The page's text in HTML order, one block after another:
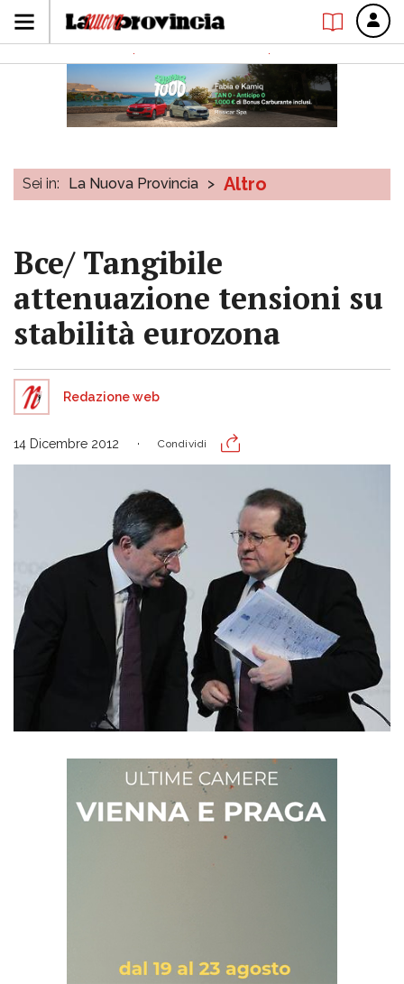
Sei in: La Nuova Provincia > Altro
Bce/ Tangibile
attenuazione tensioni su
stabilità eurozona
Redazione web
14 Dicembre 2012 Condividi